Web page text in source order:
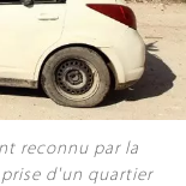
reconnu par la
d'un quartier